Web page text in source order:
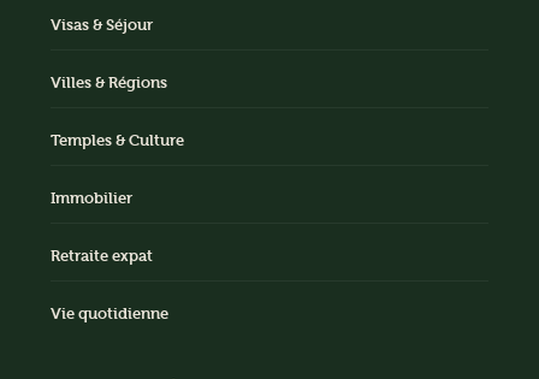
Visas & Séjour
Villes & Régions
Temples & Culture
Immobilier
Retraite expat
Vie quotidienne